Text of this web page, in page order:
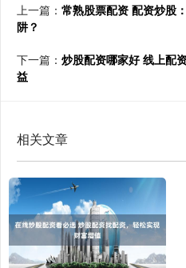
上一篇： 常熟股票配资 配资炒股
阱？
下一篇： 炒股配资哪家好 线上配
益
相关文章